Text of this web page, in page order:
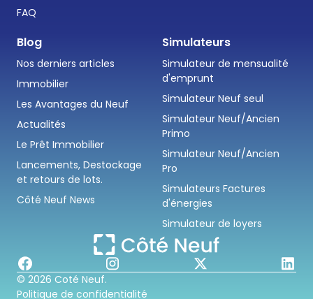
FAQ
Blog
Nos derniers articles
Immobilier
Les Avantages du Neuf
Actualités
Le Prêt Immobilier
Lancements, Destockage
et retours de lots.
Côté Neuf News
Simulateurs
Simulateur de mensualité
d'emprunt
Simulateur Neuf seul
Simulateur Neuf/Ancien
Primo
Simulateur Neuf/Ancien
Pro
Simulateurs Factures
d'énergies
Simulateur de loyers
© 2026 Coté Neuf.
Politique de confidentialité